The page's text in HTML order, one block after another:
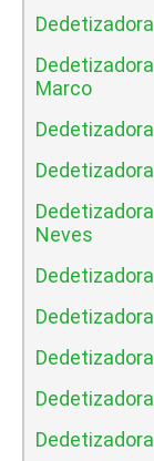
Marco
Neves